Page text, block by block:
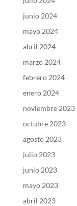
junio 2024
mayo 2024
abril 2024
marzo 2024
febrero 2024
enero 2024
noviembre 2023
octubre 2023
agosto 2023
julio 2023
junio 2023
mayo 2023
abril 2023